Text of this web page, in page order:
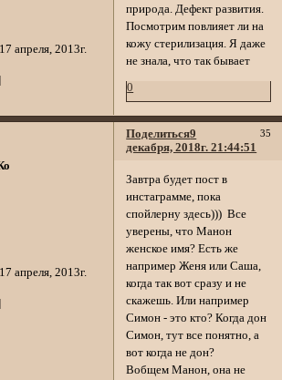
апреля, 2013г.
природа. Дефект развития.
Посмотрим повлияет ли на
кожу стерилизация. Я даже
не знала, что так бывает
0
Поделиться 35
9
декабря, 2018г. 21:44:51
апреля, 2013г.
Завтра будет пост в
инстаграмме, пока
спойлерну здесь))) Все
уверены, что Манон
женское имя? Есть же
например Женя или Саша,
когда так вот сразу и не
скажешь. Или например
Симон - это кто? Когда дон
Симон, тут все понятно, а
вот когда не дон?
Вобщем Манон, она не